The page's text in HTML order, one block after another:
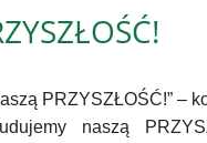
PRZYSZŁOŚĆ!” –
naszą